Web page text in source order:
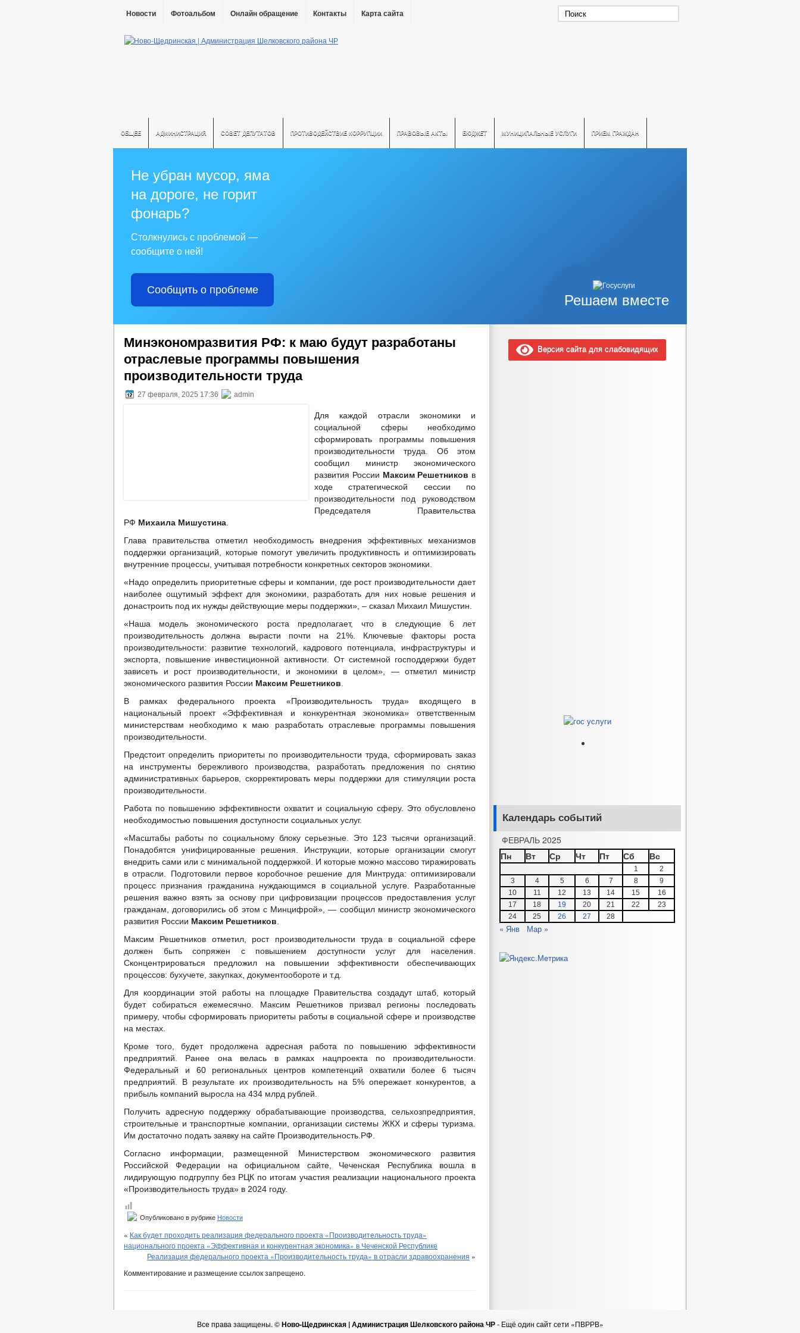
Новости Фотоальбом Онлайн обращение Контакты Карта сайта
ОБЩЕЕ АДМИНИСТРАЦИЯ СОВЕТ ДЕПУТАТОВ ПРОТИВОДЕЙСТВИЕ КОРРУПЦИИ ПРАВОВЫЕ АКТЫ БЮДЖЕТ МУНИЦИПАЛЬНЫЕ УСЛУГИ ПРИЕМ ГРАЖДАН
Решаем вместе
Не убран мусор, яма
на дороге, не горит
фонарь?
Столкнулись с проблемой —
сообщите о ней!
Сообщить о проблеме
Минэкономразвития РФ: к маю будут разработаны
отраслевые программы повышения
производительности труда
27 февраля, 2025 17:36 admin
Для каждой отрасли экономики и
социальной сферы необходимо
сформировать программы повышения
производительности труда. Об этом
сообщил министр экономического
развития России Максим Решетников в
ходе стратегической сессии по
производительности под руководством
Председателя Правительства
РФ Михаила Мишустина
Глава правительства отметил необходимость внедрения эффективных механизмов
поддержки организаций, которые помогут увеличить продуктивность и оптимизировать
внутренние процессы, учитывая потребности конкретных секторов экономики.
«Надо определить приоритетные сферы и компании, где рост производительности дает
наиболее ощутимый эффект для экономики, разработать для них новые решения и
донастроить под их нужды действующие меры поддержки», – сказал Михаил Мишустин.
«Наша модель экономического роста предполагает, что в следующие 6 лет
производительность должна вырасти почти на 21%. Ключевые факторы роста
производительности: развитие технологий, кадрового потенциала, инфраструктуры и
экспорта, повышение инвестиционной активности. От системной господдержки будет
зависеть и рост производительности, и экономики в целом», — отметил министр
экономического развития России Максим Решетников
В рамках федерального проекта «Производительность труда» входящего в
национальный проект «Эффективная и конкурентная экономика» ответственным
министерствам необходимо к маю разработать отраслевые программы повышения
производительности.
Предстоит определить приоритеты по производительности труда, сформировать заказ
на инструменты бережливого производства, разработать предложения по снятию
административных барьеров, скорректировать меры поддержки для стимуляции роста
производительности.
Работа по повышению эффективности охватит и социальную сферу. Это обусловлено
необходимостью повышения доступности социальных услуг.
«Масштабы работы по социальному блоку серьезные. Это 123 тысячи организаций.
Понадобятся унифицированные решения. Инструкции, которые организации смогут
внедрить сами или с минимальной поддержкой. И которые можно массово тиражировать
в отрасли. Подготовили первое коробочное решение для Минтруда: оптимизировали
процесс признания гражданина нуждающимся в социальной услуге. Разработанные
решения важно взять за основу при цифровизации процессов предоставления услуг
гражданам, договорились об этом с Минцифрой», — сообщил министр экономического
развития России Максим Решетников
Максим Решетников отметил, рост производительности труда в социальной сфере
должен быть сопряжен с повышением доступности услуг для населения.
Сконцентрироваться предложил на повышении эффективности обеспечивающих
процессов: бухучете, закупках, документообороте и т.д.
Для координации этой работы на площадке Правительства создадут штаб, который
будет собираться ежемесячно. Максим Решетников призвал регионы последовать
примеру, чтобы сформировать приоритеты работы в социальной сфере и производстве
на местах.
Кроме того, будет продолжена адресная работа по повышению эффективности
предприятий. Ранее она велась в рамках нацпроекта по производительности.
Федеральный и 60 региональных центров компетенций охватили более 6 тысяч
предприятий. В результате их производительность на 5% опережает конкурентов, а
прибыль компаний выросла на 434 млрд рублей.
Получить адресную поддержку обрабатывающие производства, сельхозпредприятия,
строительные и транспортные компании, организации системы ЖКХ и сферы туризма.
Им достаточно подать заявку на сайте Производительность.РФ.
Согласно информации, размещенной Министерством экономического развития
Российской Федерации на официальном сайте, Чеченская Республика вошла в
лидирующую подгруппу без РЦК по итогам участия реализации национального проекта
«Производительность труда» в 2024 году.
Опубликовано в рубрике Новости
« Как будет проходить реализация федерального проекта «Производительность труда»
национального проекта «Эффективная и конкурентная экономика» в Чеченской Республике
Реализация федерального проекта «Производительность труда» в отрасли здравоохранения »
Комментирование и размещение ссылок запрещено.
Версия сайта для слабовидящих
Календарь событий
ФЕВРАЛЬ 2025
Пн
Вт Ср Чт Пт Сб Вс
1
2
3
4 5 6 7 8
9
10
11 12 13 14 15
16
17
18 19 20 21 22
23
24
25 26 27 28
« Янв Мар »
Все права защищены. ©Ново-Щедринская | Администрация Шелковского района ЧР- Ещё один сайт сети «ПВРРВ»